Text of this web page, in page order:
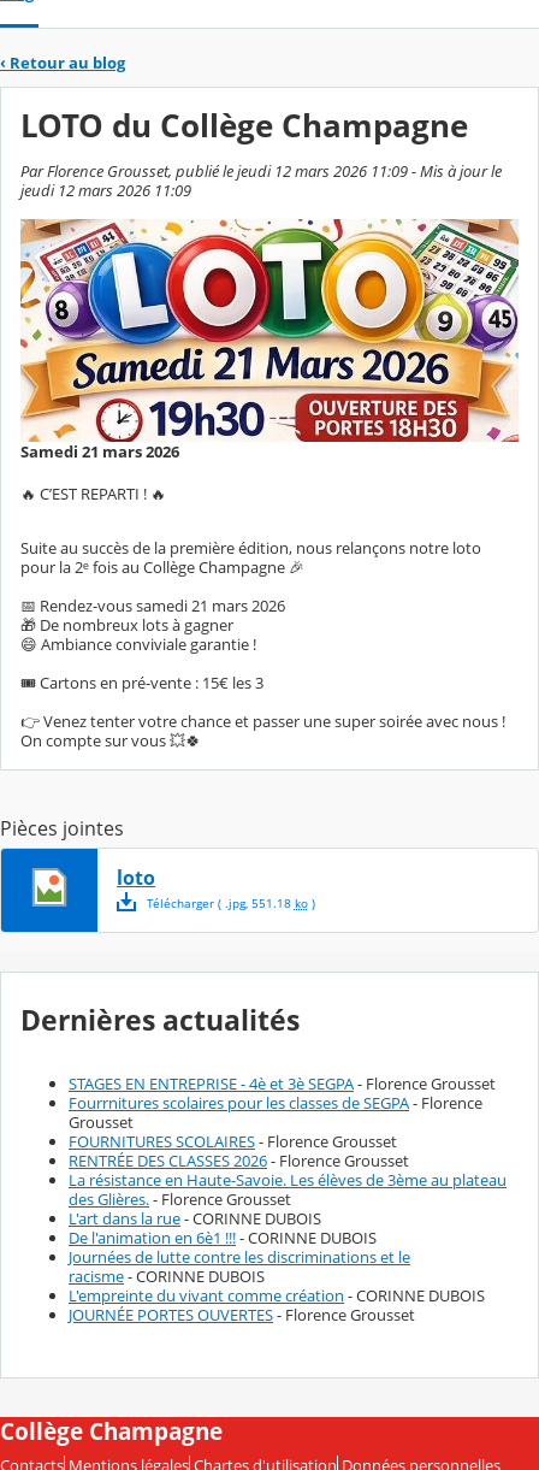
‹ Retour au blog
LOTO du Collège Champagne
Par Florence Grousset, publié le jeudi 12 mars 2026 11:09 - Mis à jour le
jeudi 12 mars 2026 11:09
Samedi 21 mars 2026
🔥 C’EST REPARTI ! 🔥
Suite au succès de la première édition, nous relançons notre loto
pour la 2ᵉ fois au Collège Champagne 🎉
📅 Rendez-vous samedi 21 mars 2026
🎁 De nombreux lots à gagner
😄 Ambiance conviviale garantie !
🎟️ Cartons en pré-vente : 15€ les 3
👉 Venez tenter votre chance et passer une super soirée avec nous !
On compte sur vous 💥🍀
Pièces jointes
loto
Télécharger( .jpg, 551.18 ko)
Dernières actualités
STAGES EN ENTREPRISE - 4è et 3è SEGPA- Florence Grousset
Fourrnitures scolaires pour les classes de SEGPA- Florence
Grousset
FOURNITURES SCOLAIRES- Florence Grousset
RENTRÉE DES CLASSES 2026- Florence Grousset
La résistance en Haute-Savoie. Les élèves de 3ème au plateau
des Glières.- Florence Grousset
L'art dans la rue- CORINNE DUBOIS
De l'animation en 6è1 !!!- CORINNE DUBOIS
Journées de lutte contre les discriminations et le
racisme- CORINNE DUBOIS
L'empreinte du vivant comme création - CORINNE DUBOIS
JOURNÉE PORTES OUVERTES- Florence Grousset
Collège Champagne
Contacts Mentions légales Chartes d'utilisation Données personnelles